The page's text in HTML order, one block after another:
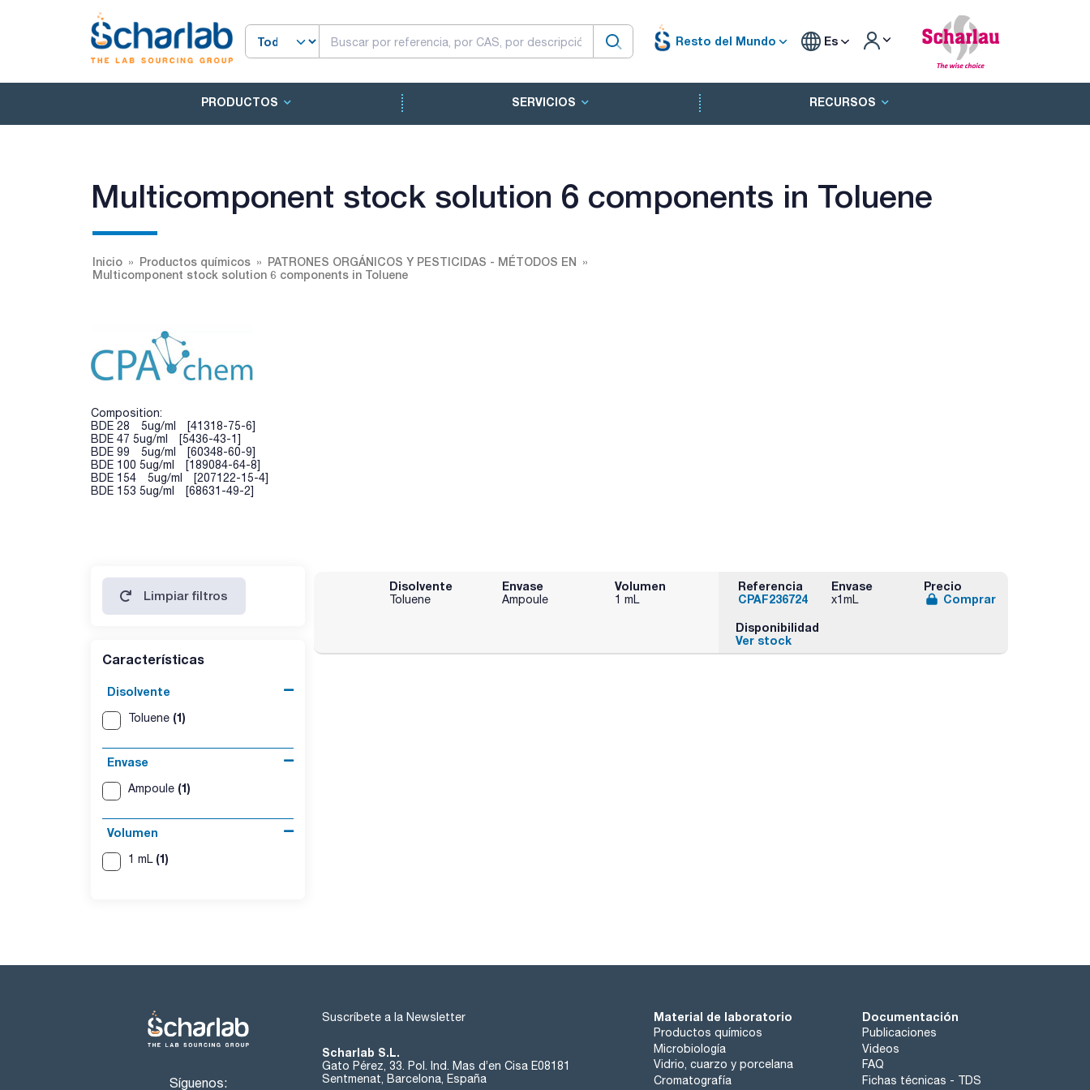
Resto del Mundo Es
PRODUCTOS SERVICIOS RECURSOS
Multicomponent stock solution 6 components in Toluene
Inicio Productos químicos
PATRONES ORGÁNICOS Y PESTICIDAS - MÉTODOS EN
Multicomponent stock solution 6 components in Toluene
Composition:
BDE 28 5ug/ml [41318-75-6]
BDE 47 5ug/ml [5436-43-1]
BDE 99 5ug/ml [60348-60-9]
BDE 100 5ug/ml [189084-64-8]
BDE 154 5ug/ml [207122-15-4]
BDE 153 5ug/ml [68631-49-2]
Limpiar filtros
Características
Disolvente
Toluene (1)
Envase
Ampoule (1)
Volumen
1 mL (1)
Disolvente
Toluene
Envase
Ampoule
Volumen
1 mL
Referencia
CPAF236724
Envase
x1mL
Precio
Comprar
Disponibilidad
Ver stock
Síguenos:
Suscríbete a la Newsletter
Scharlab S.L.
Gato Pérez, 33. Pol. Ind. Mas d’en Cisa E08181
Sentmenat, Barcelona, España
Material de laboratorio
Productos químicos
Microbiología
Vidrio, cuarzo y porcelana
Cromatografía
Documentación
Publicaciones
Videos
FAQ
Fichas técnicas - TDS